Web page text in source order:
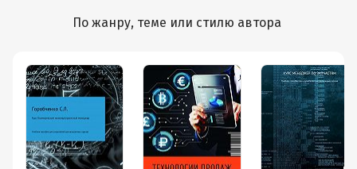
По жанру, теме или стилю автора